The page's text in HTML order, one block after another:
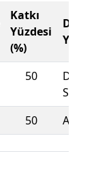
Katkı
Yüzdesi
(%)
50
Sınavı
50 Ara